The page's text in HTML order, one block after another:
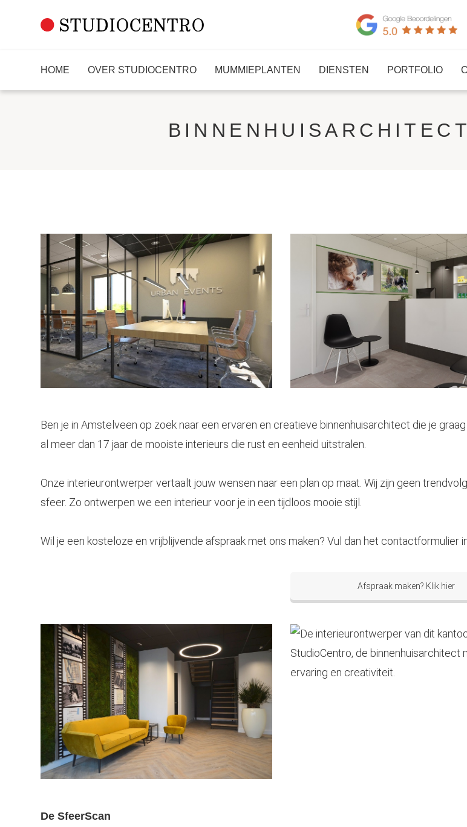
HOME
CONTACT
HOME OVER STUDIOCENTRO MUMMIEPLANTEN DIENSTEN PORTFOLIO
Ben je in Amstelveen op zoek naar een ervaren en creatieve binnenhuisarchitect die je
al meer dan 17 jaar de mooiste interieurs die rust en eenheid uitstralen.
Onze interieurontwerpervertaalt jouw wensen naar een plan op maat. Wij zijn geen
sfeer. Zo ontwerpen we een interieur voor je in een tijdloos mooie stijl.
Wil je een kosteloze en vrijblijvende afspraak met ons maken? Vul dan het contactformulier
Afspraak maken? Klik hier
De SfeerScan